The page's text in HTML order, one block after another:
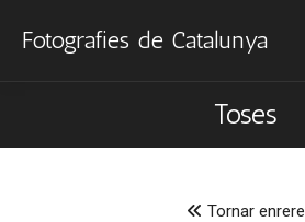
Fotografies de Catalunya
Toses
Tornar enrere